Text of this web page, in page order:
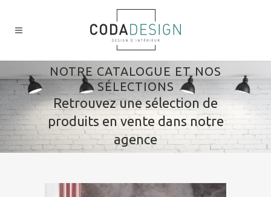
NOTRE CATALOGUE ET NOS
SÉLECTIONS
Retrouvez une sélection de
produits en vente dans notre
agence